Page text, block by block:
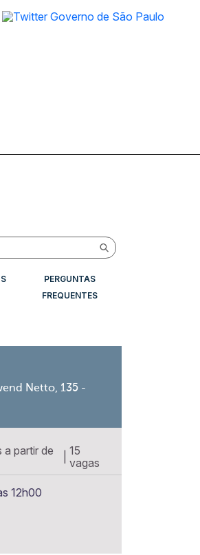
Buscar
PERGUNTAS
FREQUENTES
Netto, 135 -
a partir de
15
vagas
12h00